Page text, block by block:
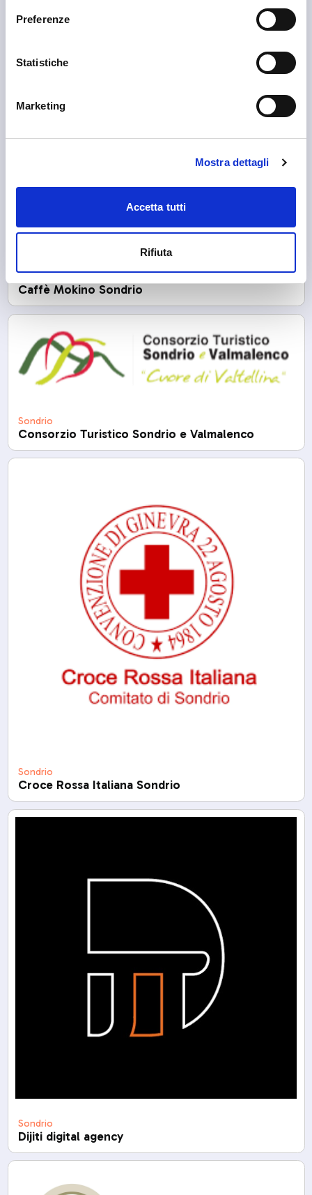
Preferenze
Statistiche
Marketing
Mostra dettagli
Accetta tutti
Rifiuta
Sondrio
Caffè Mokino Sondrio
Sondrio
Consorzio Turistico Sondrio e Valmalenco
Sondrio
Croce Rossa Italiana Sondrio
Sondrio
Dijiti digital agency